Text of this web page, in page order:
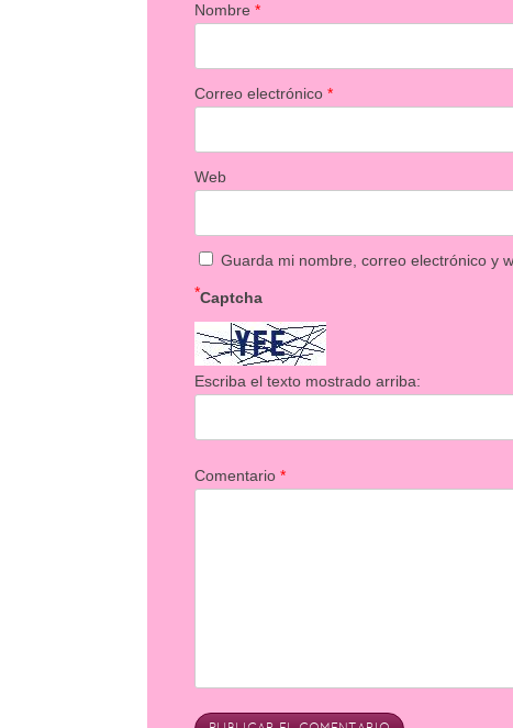
Nombre*
Correo electrónico*
Web
Guarda mi nombre, correo electrónico y
Captcha
*
Escriba el texto mostrado arriba:
Comentario*